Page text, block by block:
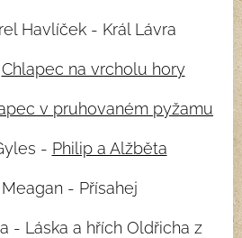
Havlíček - Král Lávra
Chlapec na vrcholu hory
v pruhovaném pyžamu
- Philip a Alžběta
- Přísahej
- Láska a hřích Oldřicha z